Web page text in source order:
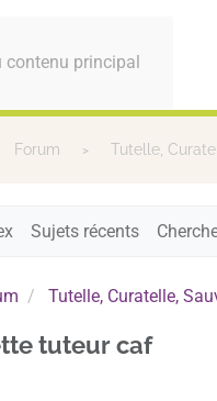
contenu principal
Forum Tutelle,
Sujets récents
Tutelle, Curatelle,
tuteur caf